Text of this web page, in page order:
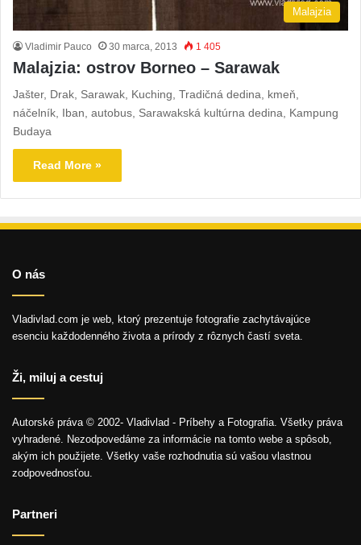
Malajzia
Vladimir Pauco 30 marca, 2013 1 405
Malajzia: ostrov Borneo – Sarawak
Jašter, Drak, Sarawak, Kuching, Tradičná dedina, kmeň,
náčelník, Iban, autobus, Sarawakská kultúrna dedina, Kampung
Budaya
Read More »
O nás
Vladivlad.com je web, ktorý prezentuje fotografie zachytávajúce
esenciu každodenného života a prírody z rôznych častí sveta.
Ži, miluj a cestuj
Autorské práva © 2002- Vladivlad - Príbehy a Fotografia. Všetky práva
vyhradené. Nezodpovedáme za informácie na tomto webe a spôsob,
akým ich použijete. Všetky vaše rozhodnutia sú vašou vlastnou
zodpovednosťou.
Partneri